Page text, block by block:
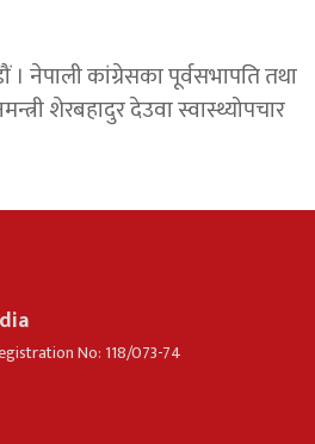
। नेपाली कांग्रेसका पूर्वसभापति तथा
शेरबहादुर देउवा स्वास्थ्योपचार
No: 118/073-74